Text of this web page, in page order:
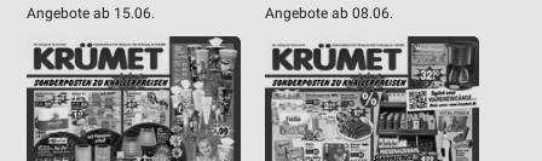
Angebote ab 15.06. Angebote ab 08.06.